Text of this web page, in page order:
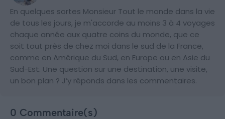
En quelques sortes Monsieur Tout le monde dans la vie
de tous les jours, je m'accorde au moins 3 à 4 voyages
chaque année aux quatre coins du monde, que ce
soit tout près de chez moi dans le sud de la France,
comme en Amérique du Sud, en Europe ou en Asie du
Sud-Est. Une question sur une destination, une visite,
un bon plan ? J’y réponds dans les commentaires.
0 Commentaire(s)